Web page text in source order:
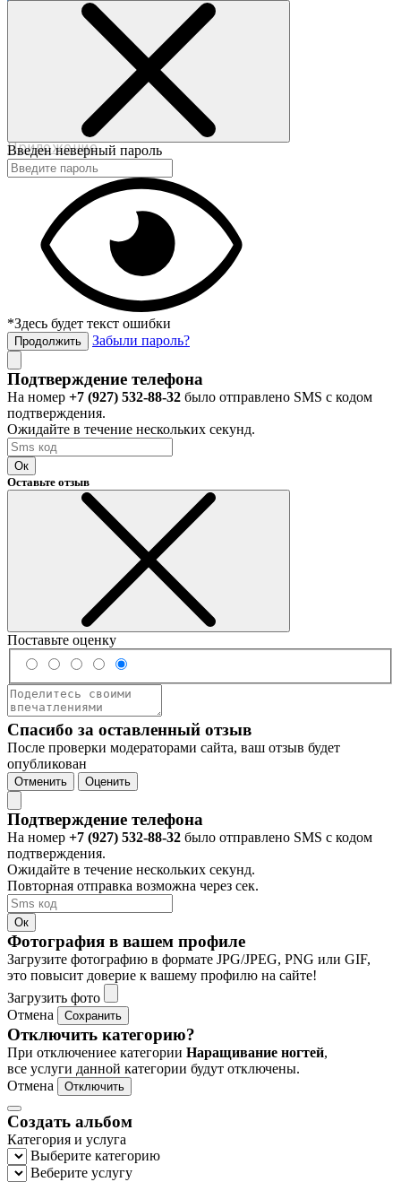
©2017-2020 beautybox.ru
Договор-оферта
Пользовательское соглашение
Политика конфиденциальности
Приложение
Введен неверный пароль
*Здесь будет текст ошибки
Продолжить Забыли пароль?
Подтверждение телефона
На номер +7 (927) 532-88-32 было отправлено SMS с кодом
подтверждения.
Ожидайте в течение нескольких секунд.
Ок
Оставьте отзыв
Поставьте оценку
Спасибо за оставленный отзыв
После проверки модераторами сайта, ваш отзыв будет
опубликован
Отменить Оценить
Подтверждение телефона
На номер +7 (927) 532-88-32 было отправлено SMS с кодом
подтверждения.
Ожидайте в течение нескольких секунд.
Повторная отправка возможна через сек.
Ок
Фотография в вашем профиле
Загрузите фотографию в формате JPG/JPEG, PNG или GIF,
это повысит доверие к вашему профилю на сайте!
Загрузить фото
Отмена
Сохранить
Отключить категорию?
При отключениее категории Наращивание ногтей,
все услуги данной категории будут отключены.
Отмена
Отключить
Создать альбом
Категория и услуга
Выберите категорию
Веберите услугу